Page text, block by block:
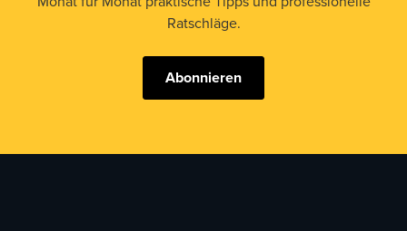
Ratschläge.
Abonnieren